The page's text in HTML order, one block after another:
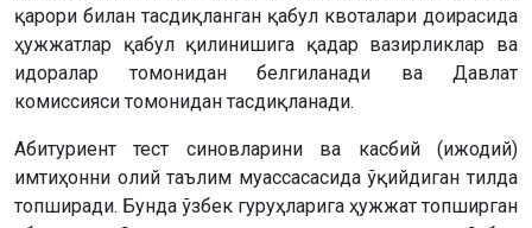
қарори билан тасдиқланган қабул квоталари доирасида
ҳужжатлар қабул қилинишига қадар вазирликлар ва
идоралар томонидан белгиланади ва Давлат
комиссияси томонидан тасдиқланади.
Абитуриент тест синовларини ва касбий (ижодий)
имтиҳонни олий таълим муассасасида ўқийдиган тилда
топширади. Бунда ўзбек гуруҳларига ҳужжат топширган